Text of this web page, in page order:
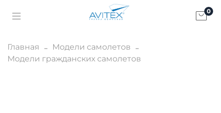
0
Главная
Модели самолетов
Модели гражданских самолетов